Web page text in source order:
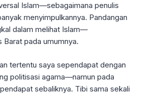
Islam—sebagaimana penulis
menyimpulkannya. Pandangan
dalam melihat Islam—
Barat pada umumnya.
tertentu saya sependapat dengan
politisasi agama—namun pada
sebaliknya. Tibi sama sekali